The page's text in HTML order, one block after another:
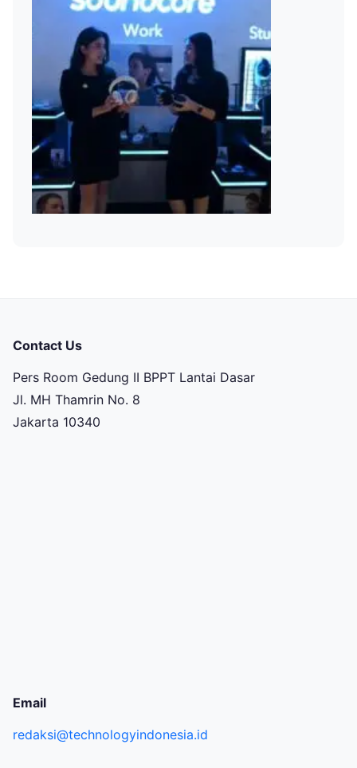
Contact Us
Pers Room Gedung II BPPT Lantai Dasar
Jl. MH Thamrin No. 8
Jakarta 10340
Email
redaksi@technologyindonesia.id